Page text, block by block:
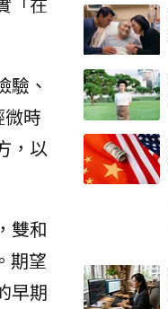
驗、
時
，以
雙和
期望
早期